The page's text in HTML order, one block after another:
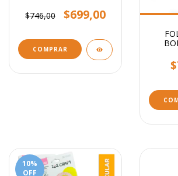
$746,00
$699,00
COMPRAR
10%
OFF